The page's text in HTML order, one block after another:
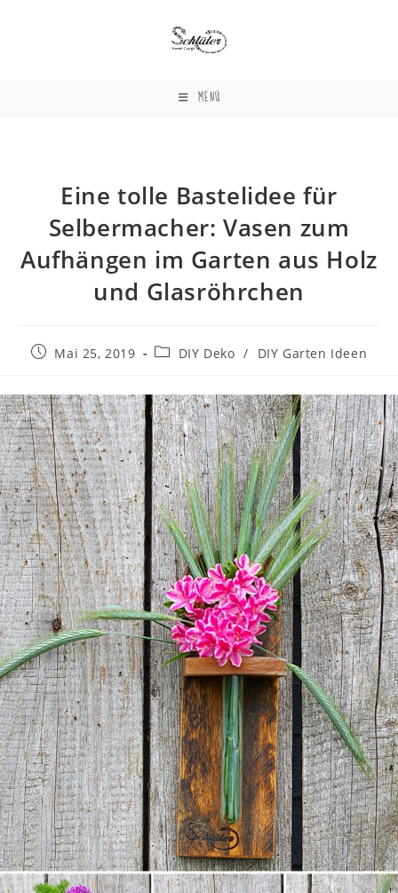
MENÜ
Eine tolle Bastelidee für
Selbermacher: Vasen zum
Aufhängen im Garten aus Holz
und Glasröhrchen
BeitragMai 25, 2019
Beitrags-
DIY Deko / DIY Garten Ideen